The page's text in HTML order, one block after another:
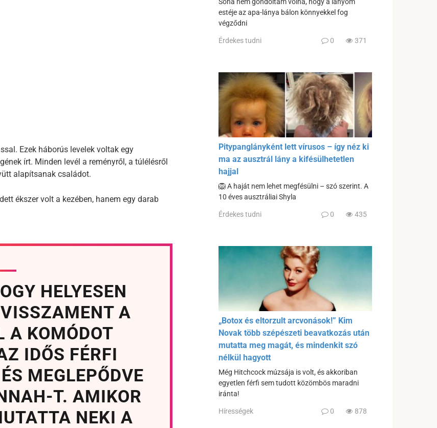
Ezek háborús levelek voltak egy
írt. Minden levél a reményről, a túlélésről
alapítsanak családot.
ékszer volt a kezében, hanem egy darab
HELYESEN
A
A KOMÓDOT
IDŐS FÉRFI
MEGLEPŐDVE
T. AMIKOR
NEKI A
Soha nem gondoltam volna, hogy a lányom
estéje az apa-lánya bálon könnyekkel fog
végződni
Érdekes tudni 0 371
Pitypanglányként lett vírusos – így néz ki
ma az ausztrál lány a kifésülhetetlen
hajjal
🦁 A haját nem lehet megfésülni – szó szerint. A
10 éves ausztráliai Shyla
Érdekes tudni 0 435
„Botox és eltorzult arcvonások!” Kim
Novak több szépészeti beavatkozás után
mutatta meg magát, és mindenkit szó
nélkül hagyott
Még Hitchcock múzsája is volt, és akkoriban
egyetlen férfi sem tudott közömbös maradni
iránta!
Hírességek 0 878